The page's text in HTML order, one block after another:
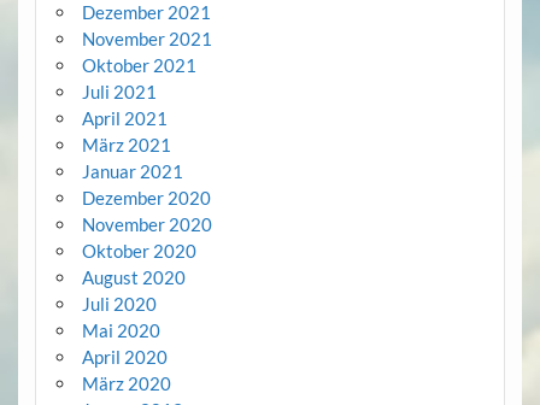
Dezember 2021
November 2021
Oktober 2021
Juli 2021
April 2021
März 2021
Januar 2021
Dezember 2020
November 2020
Oktober 2020
August 2020
Juli 2020
Mai 2020
April 2020
März 2020